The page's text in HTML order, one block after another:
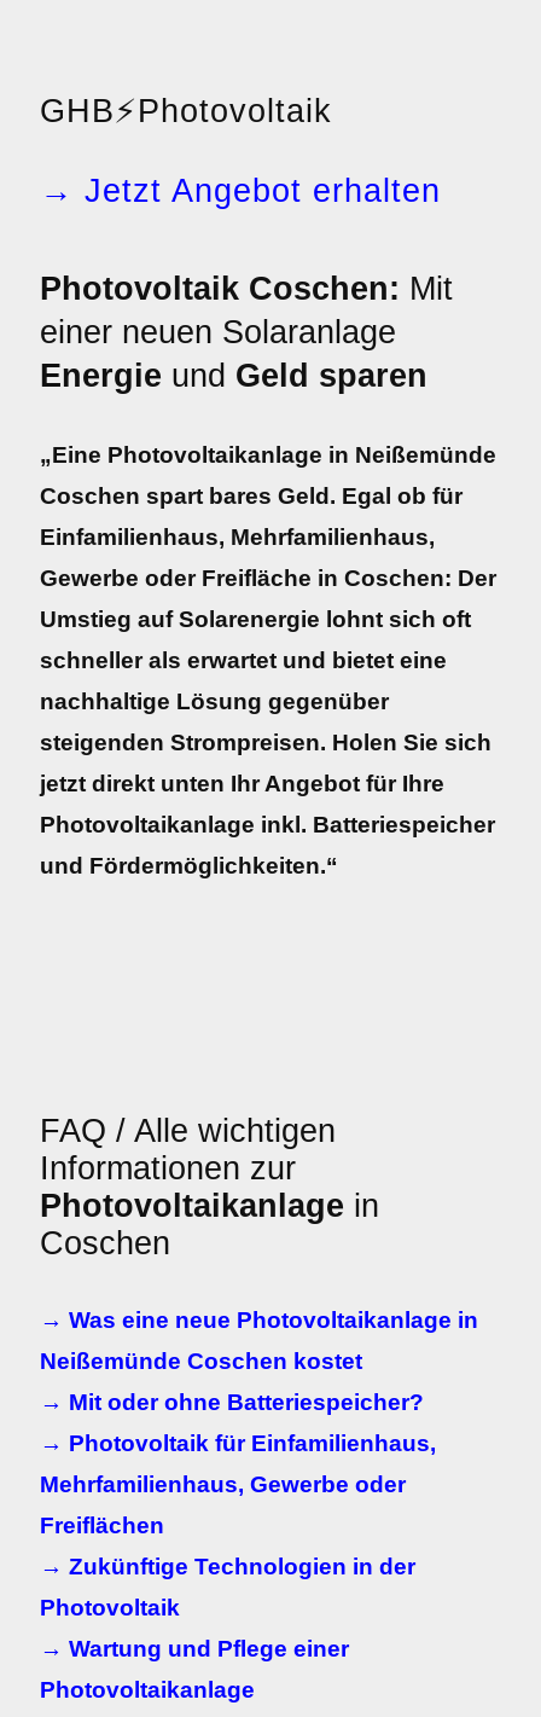
GHB⚡Photovoltaik
→ Jetzt Angebot erhalten
Photovoltaik Coschen: Mit
einer neuen Solaranlage
Energie und Geld sparen
„Eine Photovoltaikanlage in Neißemünde
Coschen spart bares Geld. Egal ob für
Einfamilienhaus, Mehrfamilienhaus,
Gewerbe oder Freifläche in Coschen: Der
Umstieg auf Solarenergie lohnt sich oft
schneller als erwartet und bietet eine
nachhaltige Lösung gegenüber
steigenden Strompreisen. Holen Sie sich
jetzt direkt unten Ihr Angebot für Ihre
Photovoltaikanlage inkl. Batteriespeicher
und Fördermöglichkeiten.“
FAQ / Alle wichtigen
Informationen zur
Photovoltaikanlage in
Coschen
→ Was eine neue Photovoltaikanlage in
Neißemünde Coschen kostet
→ Mit oder ohne Batteriespeicher?
→ Photovoltaik für Einfamilienhaus,
Mehrfamilienhaus, Gewerbe oder
Freiflächen
→ Zukünftige Technologien in der
Photovoltaik
→ Wartung und Pflege einer
Photovoltaikanlage